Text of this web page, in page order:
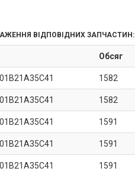
ВІДПОВІДНИХ ЗАПЧАСТИН:
Обсяг
1582
1582
1591
1591
1591